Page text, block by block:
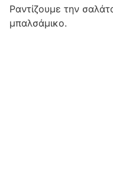
Ραντίζουμε την
μπαλσάμικο.